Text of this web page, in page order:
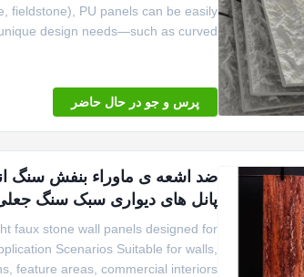
fieldstone), PU panels can be easily
design needs—such as curved ...
پرس و جو در حال حاضر
پانل های دیواری سبک سنگ جعلی
faux stone wall panels designed for
Scenarios Suitable for walls,
feature areas, commercial interiors, ...